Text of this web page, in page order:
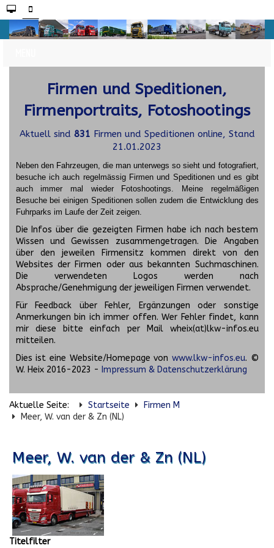
Firmen und Speditionen,
Firmenportraits, Fotoshootings
Aktuell sind 831 Firmen und Speditionen online, Stand
21.01.2023
Neben den Fahrzeugen, die man unterwegs so sieht und fotografiert,
besuche ich auch regelmässig Firmen und Speditionen und es gibt
auch immer mal wieder Fotoshootings.
Meine regelmäßigen
Besuche bei einigen Speditionen sollen zudem die Entwicklung des
Fuhrparks im Laufe der Zeit zeigen.
Die Infos über die gezeigten Firmen habe ich nach bestem
Wissen und Gewissen zusammengetragen. Die Angaben
über den jeweilen Firmensitz kommen direkt von den
Websites der Firmen oder aus bekannten Suchmaschinen.
Die verwendeten Logos werden nach
Absprache/Genehmigung der jeweiligen Firmen verwendet.
Für Feedback über Fehler, Ergänzungen oder sonstige
Anmerkungen bin ich immer offen. Wer Fehler findet, kann
mir diese bitte einfach per Mail wheix(at)lkw-infos.eu
mitteilen.
Dies ist eine Website/Homepage von www.lkw-infos.eu. ©
W. Heix 2016-2023 - Impressum & Datenschutzerklärung
Aktuelle Seite: Startseite
Firmen M
Meer, W. van der & Zn (NL)
Meer, W. van der & Zn (NL)
Titelfilter